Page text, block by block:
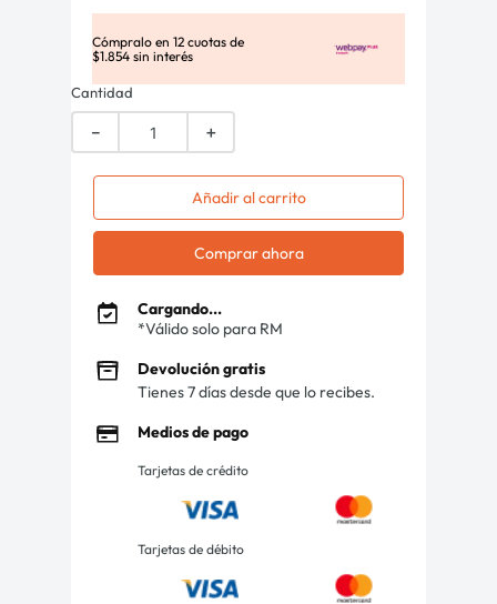
Cómpralo en 12 cuotas de
$1.854 sin interés
Cantidad
＋
－
Añadir al carrito
Comprar ahora
Cargando...
*Válido solo para RM
Devolución gratis
Tienes 7 días desde que lo recibes.
Medios de pago
Tarjetas de crédito
Tarjetas de débito